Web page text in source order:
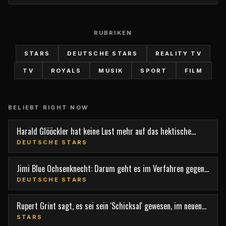
RUBRIKEN
STARS DEUTSCHE STARS REALITY TV
TV ROYALS MUSIK SPORT FILM
BELIEBT RIGHT NOW
Harald Glööckler hat keine Lust mehr auf das hektische
Berlin
DEUTSCHE STARS
Jimi Blue Ochsenknecht: Darum geht es im Verfahren gegen
den TV-Star
DEUTSCHE STARS
Rupert Grint sagt, es sei sein 'Schicksal' gewesen, im neuen
Film 'Nightborn' mitzuspielen
STARS